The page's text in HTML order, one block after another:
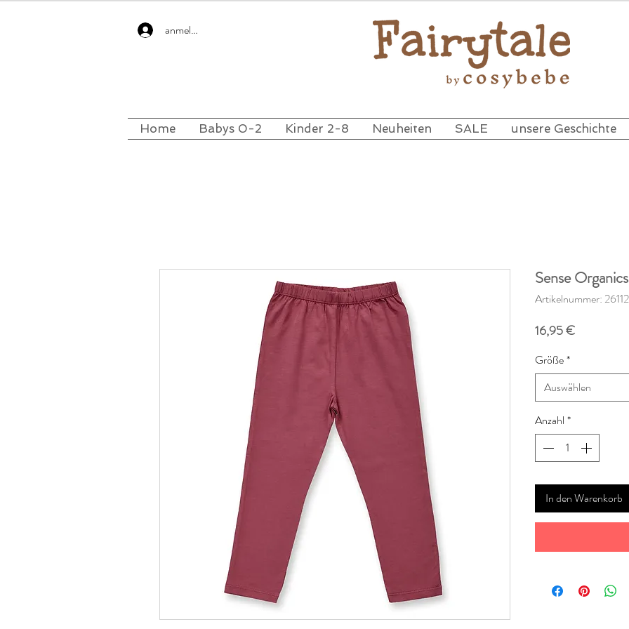
anmelden
Home Babys 0-2 Kinder 2-8 Neuheiten SALE unsere Geschichte
Sense
Artikelnummer:
16,95 €Preis
Größe*
Auswählen
Anzahl *
In den Warenkorb